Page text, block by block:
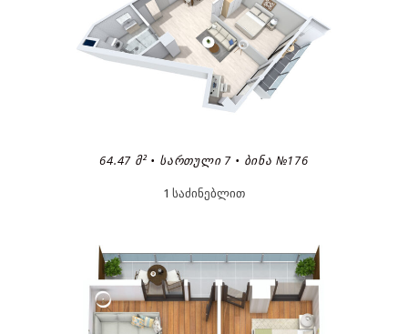
64.47 Მ² • ᲡᲐᲠᲗᲣᲚᲘ 7 • ᲑᲘᲜᲐ №176
1 საძინებლით